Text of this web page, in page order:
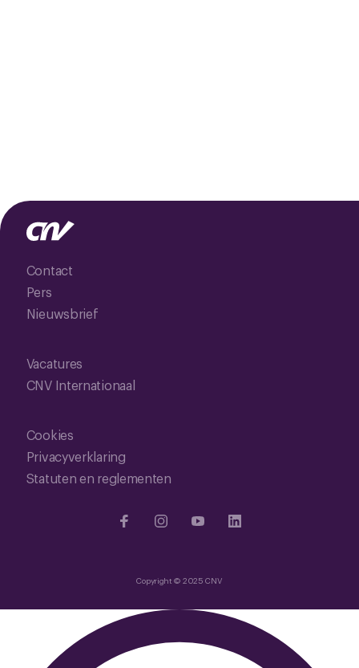
Contact
Pers
Nieuwsbrief
Vacatures
CNV Internationaal
Cookies
Privacyverklaring
Statuten en reglementen
Copyright © 2025 CNV